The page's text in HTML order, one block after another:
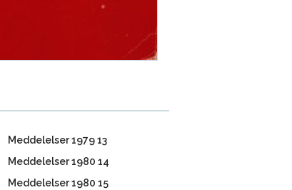
Meddelelser 1979 13
Meddelelser 1980 14
Meddelelser 1980 15